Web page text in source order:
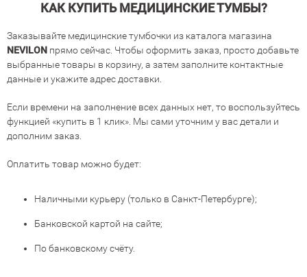
КАК КУПИТЬ МЕДИЦИНСКИЕ ТУМБЫ?
Заказывайте медицинские тумбочки из каталога магазина
NEVILON прямо сейчас. Чтобы оформить заказ, просто добавьте
выбранные товары в корзину, а затем заполните контактные
данные и укажите адрес доставки.
Если времени на заполнение всех данных нет, то воспользуйтесь
функцией «купить в 1 клик». Мы сами уточним у вас детали и
дополним заказ.
Оплатить товар можно будет:
Наличными курьеру (только в Санкт-Петербурге);
Банковской картой на сайте;
По банковскому счёту.